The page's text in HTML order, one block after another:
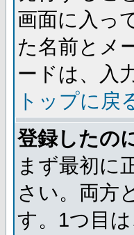
画面に入っ
た名前とメ
ードは、入
トップに戻
登録したの
まず最初に
さい。両方
す。1つ目